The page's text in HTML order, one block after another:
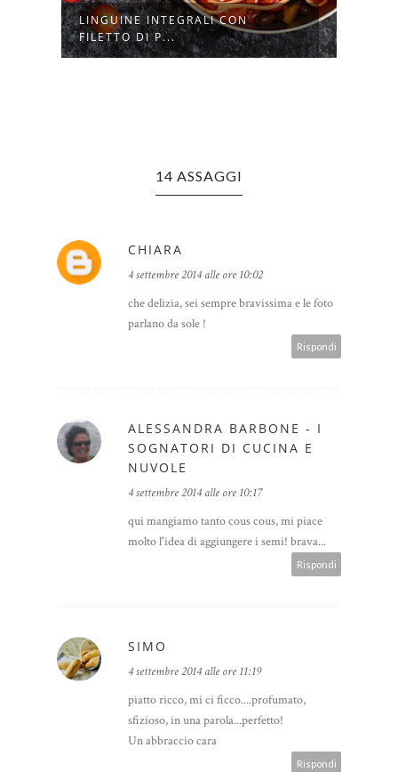
LINGUINE INTEGRALI CON
FILETTO DI P...
14 ASSAGGI
CHIARA
4 settembre 2014 alle ore 10:02
che delizia, sei sempre bravissima e le foto
parlano da sole !
Rispondi
ALESSANDRA BARBONE - I
SOGNATORI DI CUCINA E
NUVOLE
4 settembre 2014 alle ore 10:17
qui mangiamo tanto cous cous, mi piace
molto l'idea di aggiungere i semi! brava...
Rispondi
SIMO
4 settembre 2014 alle ore 11:19
piatto ricco, mi ci ficco....profumato,
sfizioso, in una parola...perfetto!
Un abbraccio cara
Rispondi